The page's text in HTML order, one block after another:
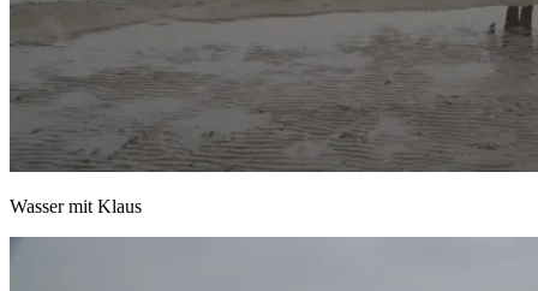
Wasser mit Klaus